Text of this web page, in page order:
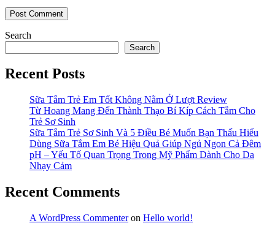
Search
Search
Recent Posts
Sữa Tắm Trẻ Em Tốt Không Nằm Ở Lượt Review
Từ Hoang Mang Đến Thành Thạo Bí Kíp Cách Tắm Cho
Trẻ Sơ Sinh
Sữa Tắm Trẻ Sơ Sinh Và 5 Điều Bé Muốn Bạn Thấu Hiểu
Dùng Sữa Tắm Em Bé Hiệu Quả Giúp Ngủ Ngon Cả Đêm
pH – Yếu Tố Quan Trọng Trong Mỹ Phẩm Dành Cho Da
Nhạy Cảm
Recent Comments
A WordPress Commenteron Hello world!